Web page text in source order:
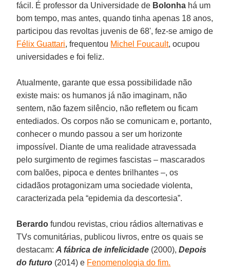
fácil. É professor da Universidade de Bolonha há um
bom tempo, mas antes, quando tinha apenas 18 anos,
participou das revoltas juvenis de 68', fez-se amigo de
Félix Guattari, frequentou Michel Foucault, ocupou
universidades e foi feliz.
Atualmente, garante que essa possibilidade não
existe mais: os humanos já não imaginam, não
sentem, não fazem silêncio, não refletem ou ficam
entediados. Os corpos não se comunicam e, portanto,
conhecer o mundo passou a ser um horizonte
impossível. Diante de uma realidade atravessada
pelo surgimento de regimes fascistas – mascarados
com balões, pipoca e dentes brilhantes –, os
cidadãos protagonizam uma sociedade violenta,
caracterizada pela “epidemia da descortesia”.
Berardo fundou revistas, criou rádios alternativas e
TVs comunitárias, publicou livros, entre os quais se
destacam:A fábrica de infelicidade (2000),Depois
do futuro (2014) e Fenomenologia do fim.